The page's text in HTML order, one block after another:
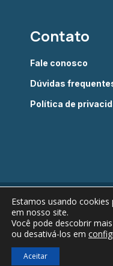
Contato
Fale conosco
Dúvidas
Política de
Câmara Brasileira
Estamos usando
em nosso site.
Você pode descobrir
ou desativá-los em
Aceitar